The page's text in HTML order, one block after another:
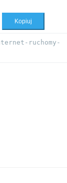
Kopiuj